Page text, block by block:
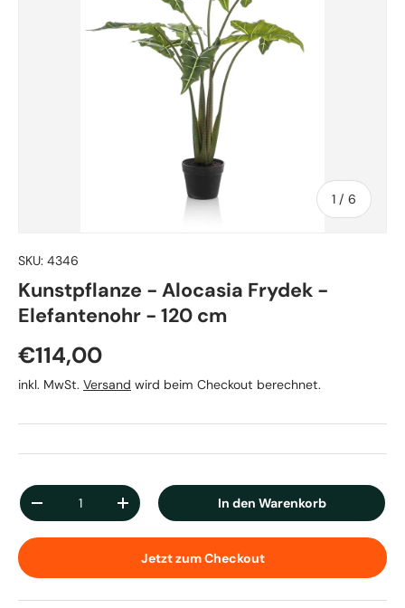
1 / von
6
SKU: 4346
Kunstpflanze - Alocasia Frydek -
Elefantenohr - 120 cm
Normaler Preis
€114,00
inkl. MwSt. Versand wird beim Checkout berechnet.
Anzahl
Menge verringernMenge erhöhen In den Warenkorb
Jetzt zum Checkout